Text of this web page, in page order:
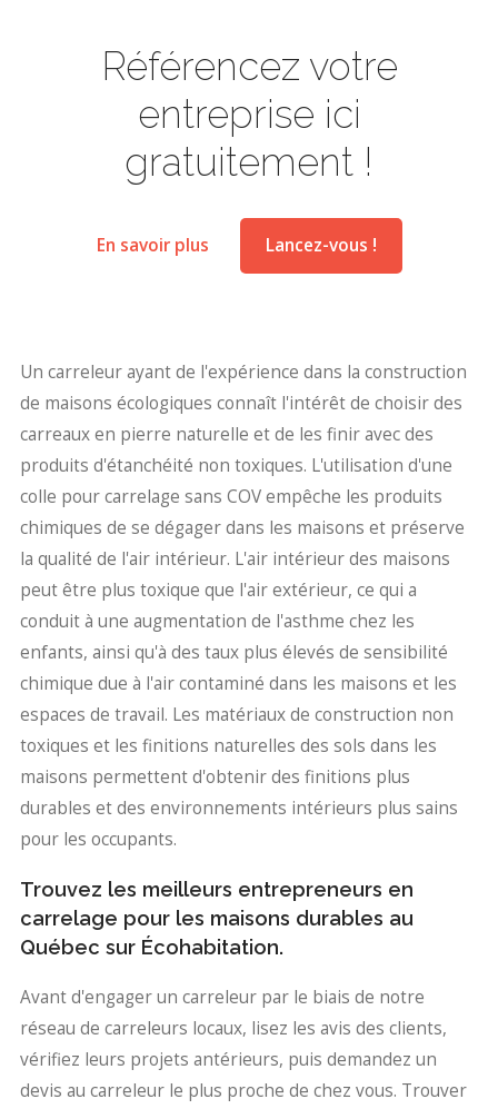
Référencez votre
entreprise ici
gratuitement !
En savoir plus Lancez-vous !
Un carreleur ayant de l'expérience dans la construction
de maisons écologiques connaît l'intérêt de choisir des
carreaux en pierre naturelle et de les finir avec des
produits d'étanchéité non toxiques. L'utilisation d'une
colle pour carrelage sans COV empêche les produits
chimiques de se dégager dans les maisons et préserve
la qualité de l'air intérieur. L'air intérieur des maisons
peut être plus toxique que l'air extérieur, ce qui a
conduit à une augmentation de l'asthme chez les
enfants, ainsi qu'à des taux plus élevés de sensibilité
chimique due à l'air contaminé dans les maisons et les
espaces de travail. Les matériaux de construction non
toxiques et les finitions naturelles des sols dans les
maisons permettent d'obtenir des finitions plus
durables et des environnements intérieurs plus sains
pour les occupants.
Trouvez les meilleurs entrepreneurs en
carrelage pour les maisons durables au
Québec sur Écohabitation.
Avant d'engager un carreleur par le biais de notre
réseau de carreleurs locaux, lisez les avis des clients,
vérifiez leurs projets antérieurs, puis demandez un
devis au carreleur le plus proche de chez vous. Trouver